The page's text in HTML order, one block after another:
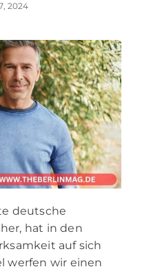
2024
deutsche
hat in den
auf sich
werfen wir einen